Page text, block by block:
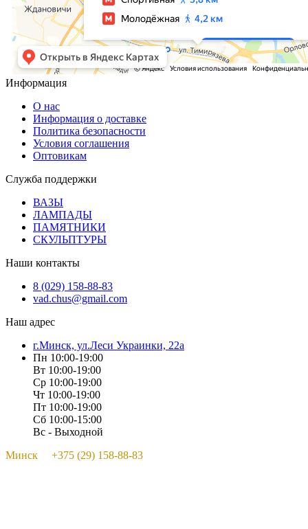
Информация
О нас
Информация о доставке
Политика безопасности
Условия соглашения
Оптовикам
Служба поддержки
ВАЗЫ
ЛАМПАДЫ
ПАМЯТНИКИ
СКУЛЬПТУРЫ
Наши контакты
8 (029) 158-88-83
vad.chus@gmail.com
Наш адрес
г.Минск, ул.Леси Украинки, 22а
Пн 10:00-19:00
Вт 10:00-19:00
Ср 10:00-19:00
Чт 10:00-19:00
Пт 10:00-19:00
Сб 10:00-15:00
Вс - Выходной
Минск +375 (29) 158-88-83